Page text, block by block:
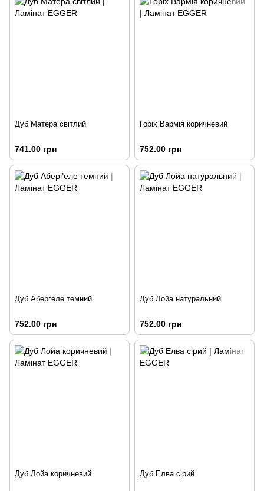
Дуб Матера світлий
741.00 грн
Горіх Вармія коричневий
752.00 грн
Дуб Аберґеле темний
752.00 грн
Дуб Лойа натуральний
752.00 грн
Дуб Лойа коричневий Дуб Елва сірий